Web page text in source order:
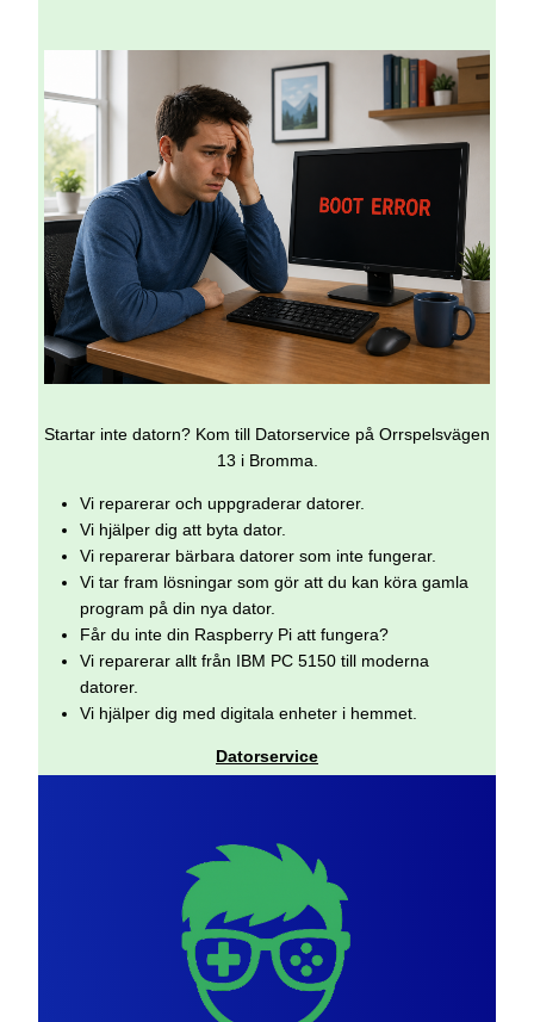
Startar inte datorn? Kom till Datorservice på Orrspelsvägen
13 i Bromma.
Vi reparerar och uppgraderar datorer.
Vi hjälper dig att byta dator.
Vi reparerar bärbara datorer som inte fungerar.
Vi tar fram lösningar som gör att du kan köra gamla
program på din nya dator.
Får du inte din Raspberry Pi att fungera?
Vi reparerar allt från IBM PC 5150 till moderna
datorer.
Vi hjälper dig med digitala enheter i hemmet.
Datorservice